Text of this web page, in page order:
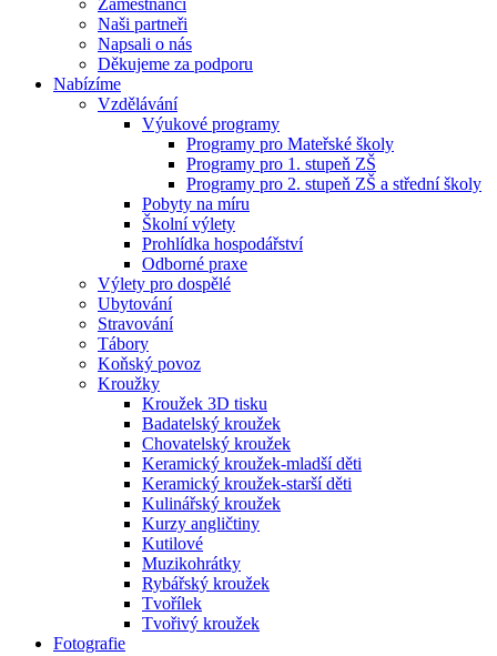
Zaměstnanci
Naši partneři
Napsali o nás
Děkujeme za podporu
Nabízíme
Vzdělávání
Výukové programy
Programy pro Mateřské školy
Programy pro 1. stupeň ZŠ
Programy pro 2. stupeň ZŠ a střední školy
Pobyty na míru
Školní výlety
Prohlídka hospodářství
Odborné praxe
Výlety pro dospělé
Ubytování
Stravování
Tábory
Koňský povoz
Kroužky
Kroužek 3D tisku
Badatelský kroužek
Chovatelský kroužek
Keramický kroužek-mladší děti
Keramický kroužek-starší děti
Kulinářský kroužek
Kurzy angličtiny
Kutilové
Muzikohrátky
Rybářský kroužek
Tvořílek
Tvořivý kroužek
Fotografie